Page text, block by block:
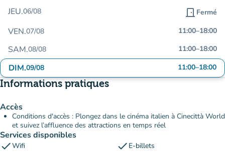
JEU.06/08 door_front Fermé
VEN.07/08 11:00–18:00
SAM.08/08 11:00–18:00
DIM.09/08 11:00–18:00
Informations pratiques
Accès
Conditions d'accès : Plongez dans le cinéma italien à Cinecittà World
et suivez l’affluence des attractions en temps réel
Services disponibles
checkWifi check E-billets